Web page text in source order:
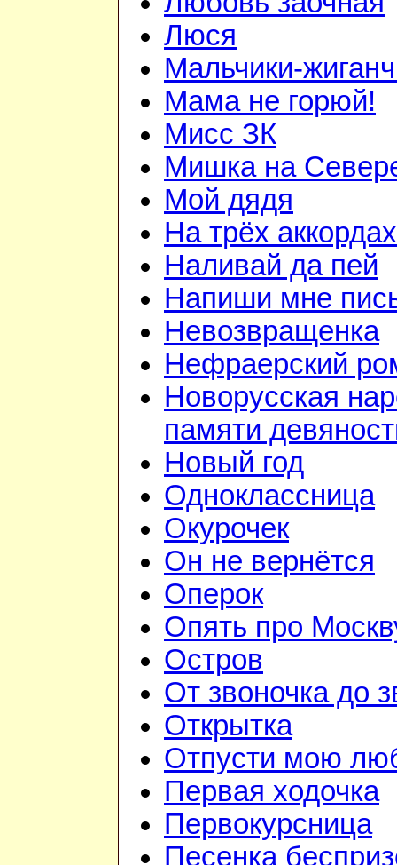
Люся
Мальчики-
Мама не горюй!
Мисс ЗК
Мишка на
Мой дядя
На трёх аккордах
Наливай да пей
Напиши мне
Невозвращенка
Нефраерский
Новорусская
памяти
Новый год
Одноклассница
Окурочек
Он не вернётся
Оперок
Опять про
Остров
От звоночка до
Открытка
Отпусти мою
Первая ходочка
Первокурсница
Песенка